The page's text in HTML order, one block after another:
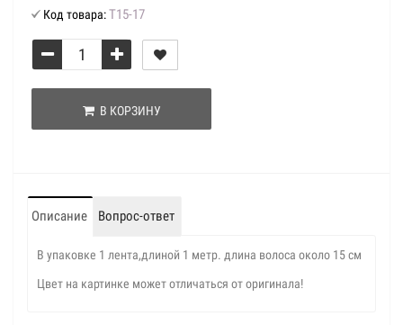
Код товара:Т15-17
В КОРЗИНУ
Описание Вопрос-ответ
В упаковке 1 лента,длиной 1 метр. длина волоса около 15 см
Цвет на картинке может отличаться от оригинала!